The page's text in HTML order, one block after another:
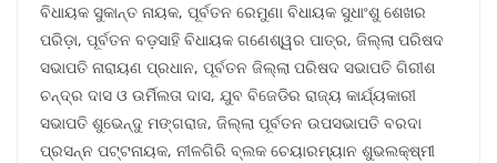
ବିଧାୟକ ସୁକାନ୍ତ ନାୟକ, ପୂର୍ବତନ ରେମୁଣା ବିଧାୟକ ସୁଧାଂଶୁ ଶେଖର
ପରିଡ଼ା, ପୂର୍ବତନ ବଡ଼ସାହି ବିଧାୟକ ଗଣେଶ୍ୱର ପାତ୍ର, ଜିଲ୍ଲା ପରିଷଦ
ସଭାପତି ନାରାୟଣ ପ୍ରଧାନ, ପୂର୍ବତନ ଜିଲ୍ଲା ପରିଷଦ ସଭାପତି ଗିରୀଶ
ଚନ୍ଦ୍ର ଦାସ ଓ ଉର୍ମିଲତା ଦାସ, ଯୁବ ବିଜେଡିର ରାଜ୍ୟ କାର୍ଯ୍ୟକାରୀ
ସଭାପତି ଶୁଭେନ୍ଦୁ ମଙ୍ଗରାଜ, ଜିଲ୍ଲା ପୂର୍ବତନ ଉପସଭାପତି ବରଦା
ପ୍ରସନ୍ନ ପଟ୍ଟନାୟକ, ନୀଳଗିରି ବ୍ଲକ ଚେୟାରମ୍ୟାନ ଶୁଭଲକ୍ଷ୍ମୀ